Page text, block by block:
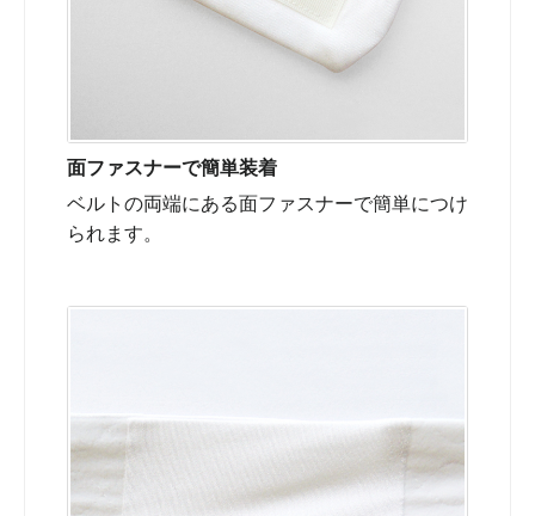
面ファスナーで簡単装着
ベルトの両端にある面ファスナーで簡単につけ
られます。